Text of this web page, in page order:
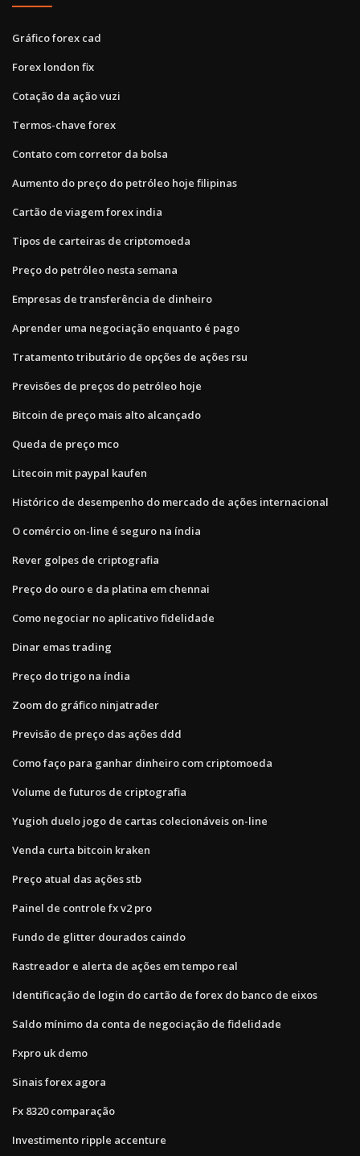
Gráfico forex cad
Forex london fix
Cotação da ação vuzi
Termos-chave forex
Contato com corretor da bolsa
Aumento do preço do petróleo hoje filipinas
Cartão de viagem forex india
Tipos de carteiras de criptomoeda
Preço do petróleo nesta semana
Empresas de transferência de dinheiro
Aprender uma negociação enquanto é pago
Tratamento tributário de opções de ações rsu
Previsões de preços do petróleo hoje
Bitcoin de preço mais alto alcançado
Queda de preço mco
Litecoin mit paypal kaufen
Histórico de desempenho do mercado de ações internacional
O comércio on-line é seguro na índia
Rever golpes de criptografia
Preço do ouro e da platina em chennai
Como negociar no aplicativo fidelidade
Dinar emas trading
Preço do trigo na índia
Zoom do gráfico ninjatrader
Previsão de preço das ações ddd
Como faço para ganhar dinheiro com criptomoeda
Volume de futuros de criptografia
Yugioh duelo jogo de cartas colecionáveis ​​on-line
Venda curta bitcoin kraken
Preço atual das ações stb
Painel de controle fx v2 pro
Fundo de glitter dourados caindo
Rastreador e alerta de ações em tempo real
Identificação de login do cartão de forex do banco de eixos
Saldo mínimo da conta de negociação de fidelidade
Fxpro uk demo
Sinais forex agora
Fx 8320 comparação
Investimento ripple accenture